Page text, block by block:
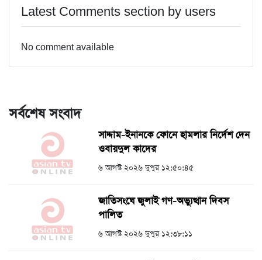
Latest Comments section by users
No comment available
সর্বশেষ সংবাদ
সাদ্দাম-ইনানকে ফোনে হামলার নির্দেশ দেন
ওবায়দুল কাদের
৬ আগস্ট ২০২৬ দুপুর ১২:৫০:৪৫
জাতিসংঘে জুলাই গণ-অভ্যুত্থান দিবস
পালিত
৬ আগস্ট ২০২৬ দুপুর ১২:৩৮:১১